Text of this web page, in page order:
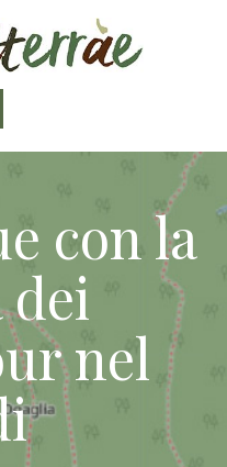
con la
nel